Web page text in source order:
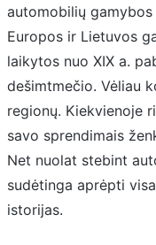
automobilių
Europos ir Lietuvos
laikytos nuo XIX a.
dešimtmečio. Vėliau
regionų. Kiekvienoje
savo sprendimais
Net nuolat stebint
sudėtinga aprėpti
istorijas.